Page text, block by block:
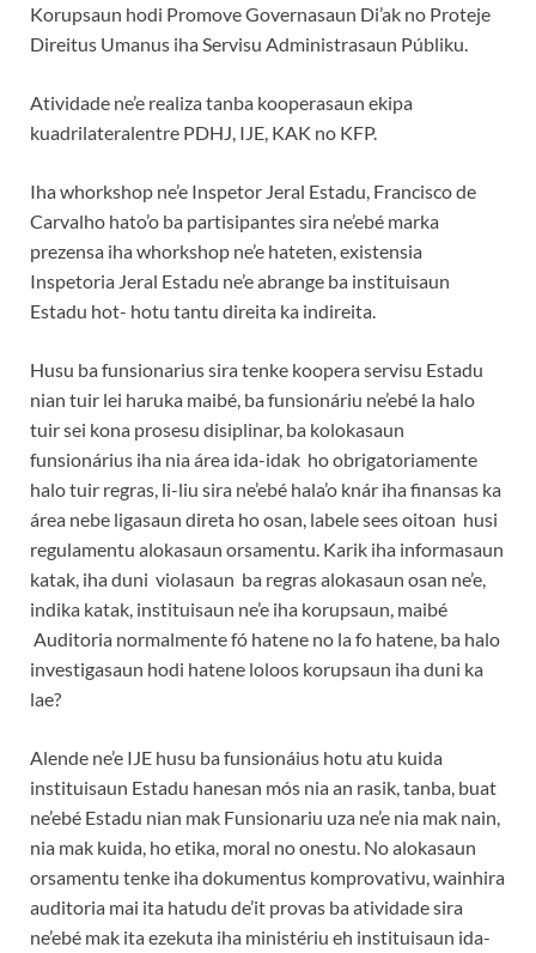
Korupsaun hodi Promove Governasaun Di’ak no Proteje
Direitus Umanus iha Servisu Administrasaun Públiku.
Atividade ne’e realiza tanba kooperasaun ekipa
kuadrilateralentre PDHJ, IJE, KAK no KFP.
Iha whorkshop ne’e Inspetor Jeral Estadu, Francisco de
Carvalho hato’o ba partisipantes sira ne’ebé marka
prezensa iha whorkshop ne’e hateten, existensia
Inspetoria Jeral Estadu ne’e abrange ba instituisaun
Estadu hot- hotu tantu direita ka indireita.
Husu ba funsionarius sira tenke koopera servisu Estadu
nian tuir lei haruka maibé, ba funsionáriu ne’ebé la halo
tuir sei kona prosesu disiplinar, ba kolokasaun
funsionárius iha nia área ida-idak ho obrigatoriamente
halo tuir regras, li-liu sira ne’ebé hala’o knár iha finansas ka
área nebe ligasaun direta ho osan, labele sees oitoan husi
regulamentu alokasaun orsamentu. Karik iha informasaun
katak, iha duni violasaun ba regras alokasaun osan ne’e,
indika katak, instituisaun ne’e iha korupsaun, maibé
Auditoria normalmente fó hatene no la fo hatene, ba halo
investigasaun hodi hatene loloos korupsaun iha duni ka
lae?
Alende ne’e IJE husu ba funsionáius hotu atu kuida
instituisaun Estadu hanesan mós nia an rasik, tanba, buat
ne’ebé Estadu nian mak Funsionariu uza ne’e nia mak nain,
nia mak kuida, ho etika, moral no onestu. No alokasaun
orsamentu tenke iha dokumentus komprovativu, wainhira
auditoria mai ita hatudu de’it provas ba atividade sira
ne’ebé mak ita ezekuta iha ministériu eh instituisaun ida-